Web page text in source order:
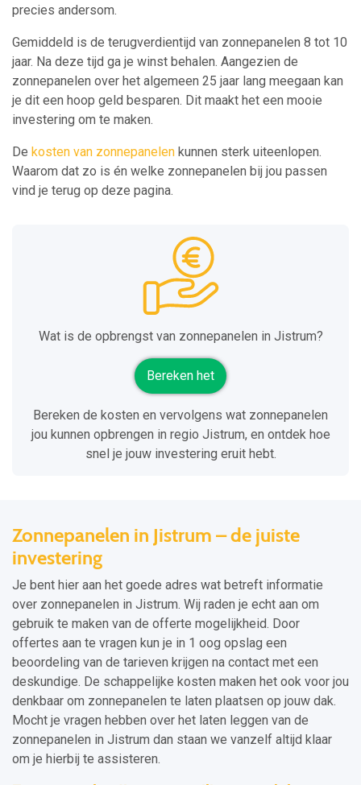
precies andersom.
Gemiddeld is de terugverdientijd van zonnepanelen 8 tot 10
jaar. Na deze tijd ga je winst behalen. Aangezien de
zonnepanelen over het algemeen 25 jaar lang meegaan kan
je dit een hoop geld besparen. Dit maakt het een mooie
investering om te maken.
De kosten van zonnepanelen kunnen sterk uiteenlopen.
Waarom dat zo is én welke zonnepanelen bij jou passen
vind je terug op deze pagina.
Wat is de opbrengst van zonnepanelen in Jistrum?
Bereken het
Bereken de kosten en vervolgens wat zonnepanelen
jou kunnen opbrengen in regio Jistrum, en ontdek hoe
snel je jouw investering eruit hebt.
Zonnepanelen in Jistrum – de juiste
investering
Je bent hier aan het goede adres wat betreft informatie
over zonnepanelen in Jistrum. Wij raden je echt aan om
gebruik te maken van de offerte mogelijkheid. Door
offertes aan te vragen kun je in 1 oog opslag een
beoordeling van de tarieven krijgen na contact met een
deskundige. De schappelijke kosten maken het ook voor jou
denkbaar om zonnepanelen te laten plaatsen op jouw dak.
Mocht je vragen hebben over het laten leggen van de
zonnepanelen in Jistrum dan staan we vanzelf altijd klaar
om je hierbij te assisteren.